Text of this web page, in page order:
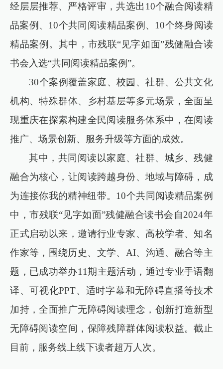
经层层推荐、严格评审，共选出10个融合阅读精
品案例、10个共同阅读精品案例、10个终身阅读
精品案例。其中，市残联“见字如面”残健融合读
书会入选“共同阅读精品案例”。
30个案例覆盖家庭、校园、社群、公共文化
机构、特殊群体、乡村基层等多元场景，全面呈
现重庆在探索构建全民阅读服务体系中，在阅读
推广、场景创新、服务升级等方面的成效。
其中，共同阅读以家庭、社群、城乡、残健
融合为核心，让阅读跨越身份、地域与障碍，成
为连接你我的精神纽带。10个共同阅读精品案例
中，市残联“见字如面”残健融合读书会自2024年
正式启动以来，邀请行业专家、高校学者、知名
作家等，围绕历史、文学、AI、沟通、融合等主
题，已成功举办11期主题活动，通过专业手语翻
译、可视化PPT、适时字幕和无障碍直播等技术
加持，全面推广无障碍阅读理念，创新打造新型
无障碍阅读空间，保障残障群体阅读权益。截止
目前，服务线上线下读者超万人次。